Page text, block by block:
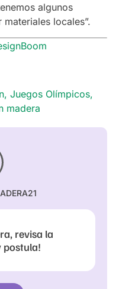
algunos
locales”.
, Juegos Olímpicos,
madera
revisa la
postula!